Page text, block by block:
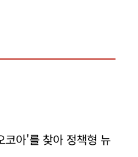
아'를 찾아 정책형 뉴